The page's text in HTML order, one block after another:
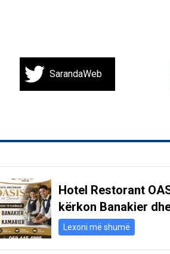
SarandaWeb
Hotel Restorant
kërkon Banakier
Lexoni më shumë